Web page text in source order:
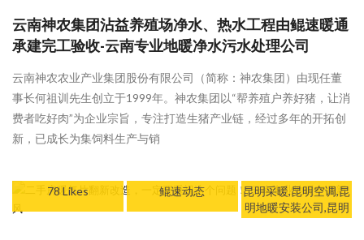
云南神农集团沾益养殖场净水、热水工程由鲲速暖通
承建完工验收-云南专业地暖净水污水处理公司
云南神农农业产业集团股份有限公司（简称：神农集团）由现任董
事长何祖训先生创立于1999年。神农集团以“帮养殖户养好猪，让消
费者吃好肉”为企业宗旨，专注打造生猪产业链，经过多年的开拓创
新，已成长为集饲料生产与销
78 Likes 鲲速动态
昆明采暖,昆明空调,昆
明地暖安装公司,昆明